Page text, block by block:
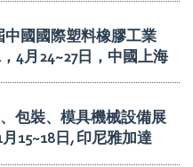
中國國際塑料橡膠工業
4月24~27日，中國上海
包裝、模具機械設備展
15~18日, 印尼雅加達